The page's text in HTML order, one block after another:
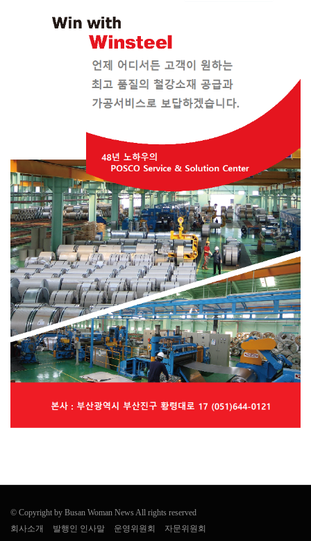
© Copyright by Busan Woman News All rights reserved
회사소개
발행인 인사말 운영위원회 자문위원회